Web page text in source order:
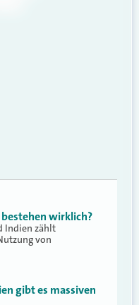
wirklich?
Indien zählt
von
gibt es massiven